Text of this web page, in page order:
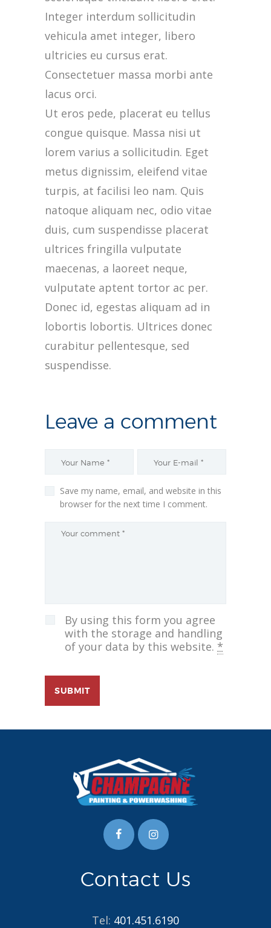
Integer interdum sollicitudin
vehicula amet integer, libero
ultricies eu cursus erat.
Consectetuer massa morbi ante
lacus orci.
Ut eros pede, placerat eu tellus
congue quisque. Massa nisi ut
lorem varius a sollicitudin. Eget
metus dignissim, eleifend vitae
turpis, at facilisi leo nam. Quis
natoque aliquam nec, odio vitae
duis, cum suspendisse placerat
ultrices fringilla vulputate
maecenas, a laoreet neque,
vulputate aptent tortor ac per.
Donec id, egestas aliquam ad in
lobortis lobortis. Ultrices donec
curabitur pellentesque, sed
suspendisse.
Leave a comment
Save my name, email, and website in this
browser for the next time I comment.
By using this form you agree
with the storage and handling
of your data by this website. *
Contact Us
Tel: 401.451.6190